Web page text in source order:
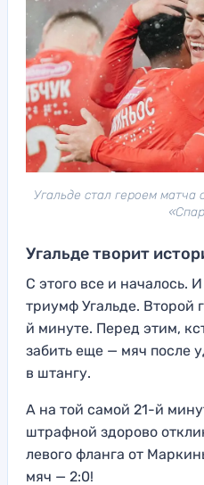
Угальде стал героем
Угальде творит
С этого все и началось.
триумф Угальде. Второй
й минуте. Перед этим,
забить еще — мяч после
в штангу.
А на той самой 21-й
штрафной здорово
левого фланга от
мяч — 2:0!